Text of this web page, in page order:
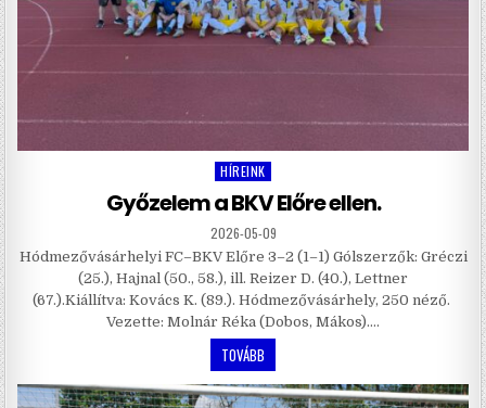
Posted
HÍREINK
Győzelem a BKV Előre ellen.
2026-05-09
Hódmezővásárhelyi FC–BKV Előre 3–2 (1–1) Gólszerzők: Gréczi
(25.), Hajnal (50., 58.), ill. Reizer D. (40.), Lettner
(67.).Kiállítva: Kovács K. (89.). Hódmezővásárhely, 250 néző.
Vezette: Molnár Réka (Dobos, Mákos)….
TOVÁBB